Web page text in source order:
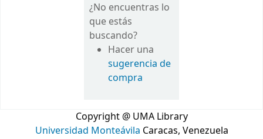
¿No encuentras lo
que estás
buscando?
Hacer una
sugerencia de
compra
Copyright @ UMA Library
Universidad Monteávila Caracas, Venezuela